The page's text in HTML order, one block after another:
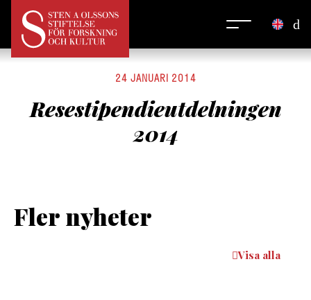
24 JANUARI 2014
Resestipendieutdelningen
2014
Fler nyheter
Visa alla